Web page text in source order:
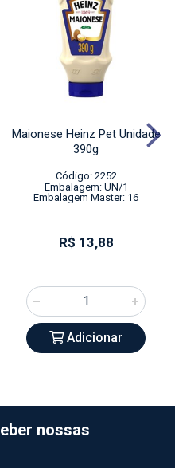
Maionese Heinz Pet Unidade
390g
Código: 2252
Embalagem: UN/1
Embalagem Master: 16
R$ 13,88
Adicionar
nossas